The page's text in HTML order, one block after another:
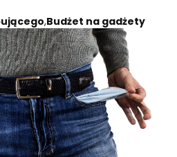
,Budżet na gadżety